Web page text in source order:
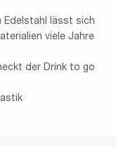
Edelstahl lässt sich
viele Jahre
der Drink to go